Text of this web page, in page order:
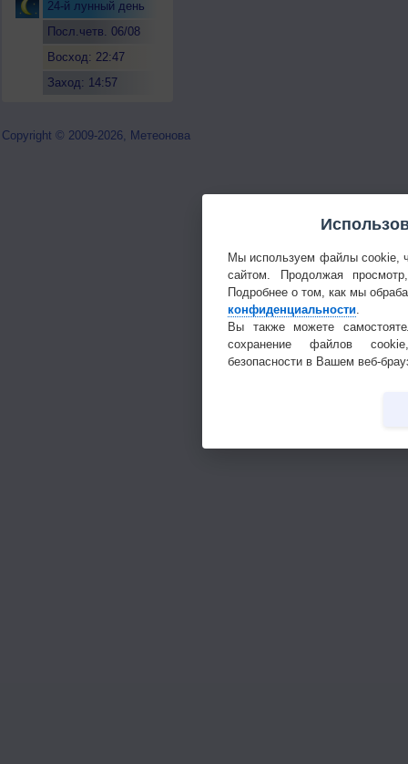
24-й лунный день
Посл.четв. 06/08
Восход: 22:47
Заход: 14:57
Copyright © 2009-2026, Метеонова
Мы используем файлы cookie,
сайтом. Продолжая
Подробнее о том, как мы
конфиденциальности
Вы также можете
сохранение файлов
безопасности в Вашем веб-